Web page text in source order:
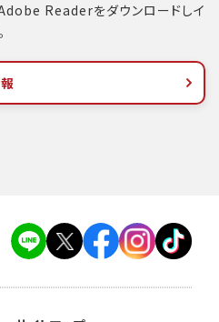
Readerをダウンロードしイ